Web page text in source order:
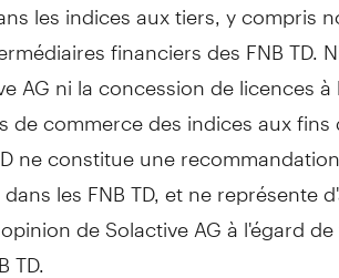
financiers des FNB TD.
AG ni la concession de licences
de commerce des indices aux
ne constitue une
les FNB TD, et ne représente
de Solactive AG à l'égard